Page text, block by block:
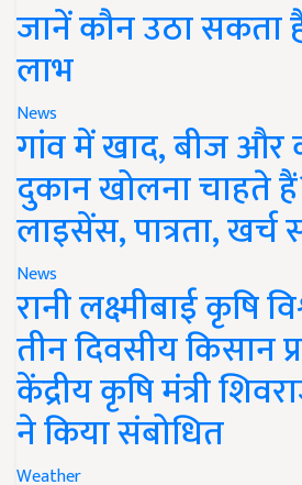
जानें कौन उठा सकता
लाभ
News
गांव में खाद, बीज और
दुकान खोलना चाहते
लाइसेंस, पात्रता,
News
रानी लक्ष्मीबाई कृषि
तीन दिवसीय किसान
केंद्रीय कृषि मंत्री
ने किया संबोधित
Weather